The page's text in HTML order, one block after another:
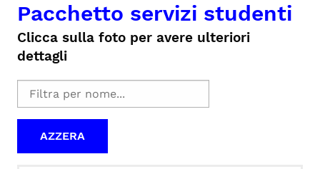
Pacchetto servizi studenti
Clicca sulla foto per avere ulteriori
dettagli